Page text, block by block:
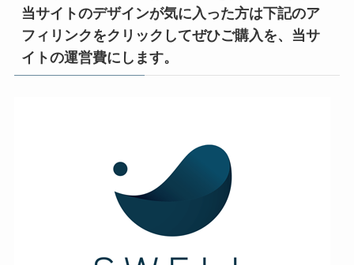
当サイトのデザインが気に入った方は下記のア
フィリンクをクリックしてぜひご購入を、当サ
イトの運営費にします。